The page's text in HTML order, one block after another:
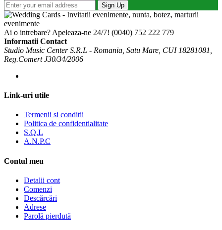
Sign Up
Ai o intrebare? Apeleaza-ne 24/7! (0040) 752 222 779
Informatii Contact
Studio Music Center S.R.L - Romania, Satu Mare, CUI 18281081,
Reg.Comert J30/34/2006
Link-uri utile
Termenii si conditii
Politica de confidentialitate
S.Q.L
A.N.P.C
Contul meu
Detalii cont
Comenzi
Descărcări
Adrese
Parolă pierdută